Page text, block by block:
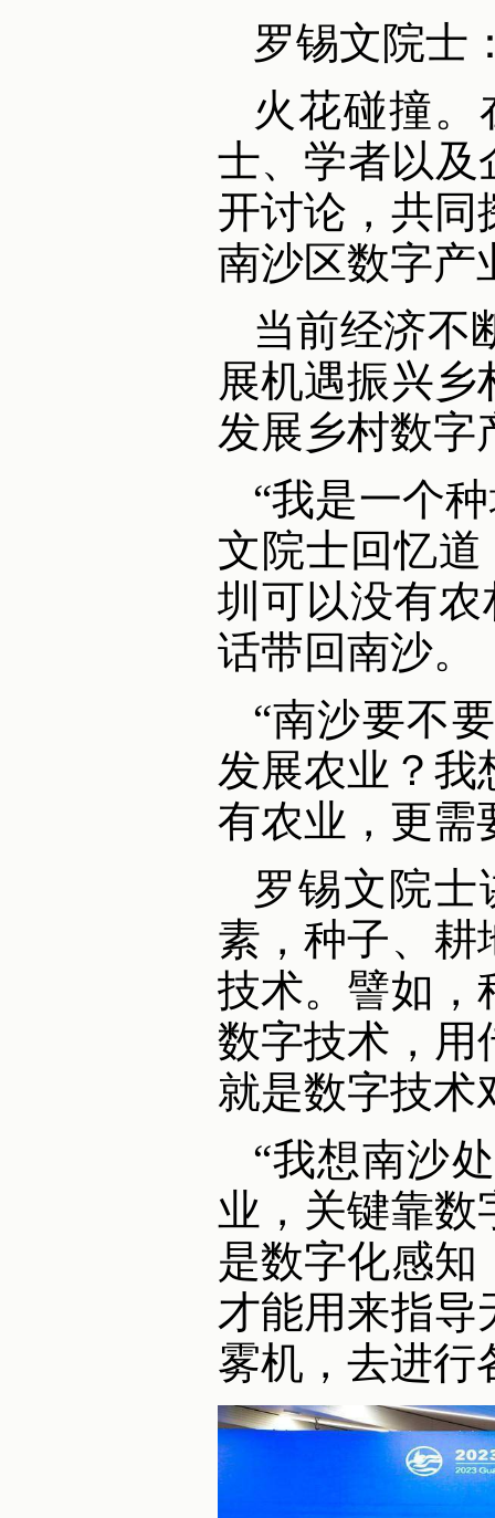
罗锡文院士
火花碰撞
士、学者以及
开讨论，共同
南沙区数字产
当前经济不
展机遇振兴
发展乡村数字
“我是一个
文院士回忆
圳可以没有
话带回南沙。
“南沙要不
发展农业？我
有农业，更需
罗锡文院
素，种子、耕
技术。譬如，
数字技术，用
就是数字技术
“我想南沙
业，关键靠数
是数字化感知
才能用来指导
雾机，去进行